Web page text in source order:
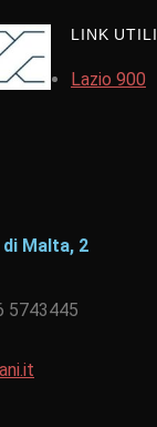
LINK UTILI
Lazio 900
Malta, 2
5743445